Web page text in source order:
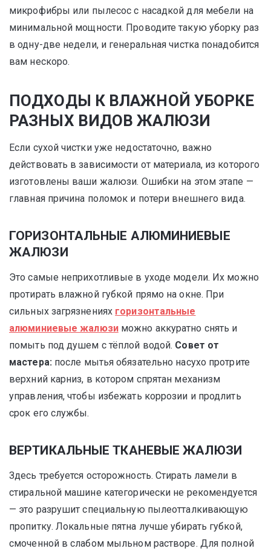
микрофибры или пылесос с насадкой для мебели на
минимальной мощности. Проводите такую уборку раз
в одну-две недели, и генеральная чистка понадобится
вам нескоро.
ПОДХОДЫ К ВЛАЖНОЙ УБОРКЕ
РАЗНЫХ ВИДОВ ЖАЛЮЗИ
Если сухой чистки уже недостаточно, важно
действовать в зависимости от материала, из которого
изготовлены ваши жалюзи. Ошибки на этом этапе —
главная причина поломок и потери внешнего вида.
ГОРИЗОНТАЛЬНЫЕ АЛЮМИНИЕВЫЕ
ЖАЛЮЗИ
Это самые неприхотливые в уходе модели. Их можно
протирать влажной губкой прямо на окне. При
сильных загрязнениях горизонтальные
алюминиевые жалюзиможно аккуратно снять и
помыть под душем с тёплой водой. Совет от
мастера:после мытья обязательно насухо протрите
верхний карниз, в котором спрятан механизм
управления, чтобы избежать коррозии и продлить
срок его службы.
ВЕРТИКАЛЬНЫЕ ТКАНЕВЫЕ ЖАЛЮЗИ
Здесь требуется осторожность. Стирать ламели в
стиральной машине категорически не рекомендуется
— это разрушит специальную пылеотталкивающую
пропитку. Локальные пятна лучше убирать губкой,
смоченной в слабом мыльном растворе. Для полной